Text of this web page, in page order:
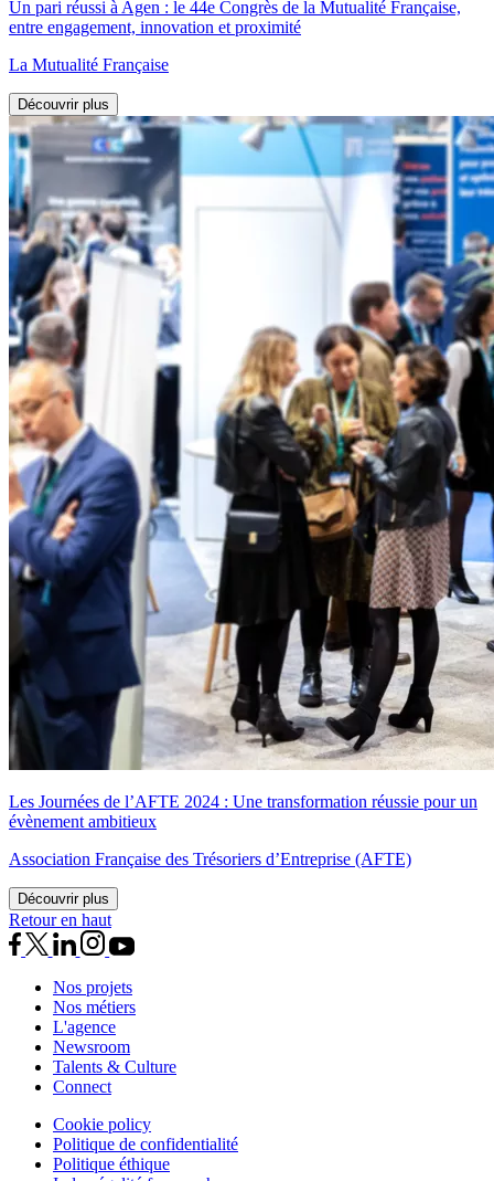
Un pari réussi à Agen : le 44e Congrès de la Mutualité Française,
entre engagement, innovation et proximité
La Mutualité Française
Découvrir plus
Les Journées de l’AFTE 2024 : Une transformation réussie pour un
évènement ambitieux
Association Française des Trésoriers d’Entreprise (AFTE)
Découvrir plus
Retour en haut
Nos projets
Nos métiers
L'agence
Newsroom
Talents & Culture
Connect
Cookie policy
Politique de confidentialité
Politique éthique